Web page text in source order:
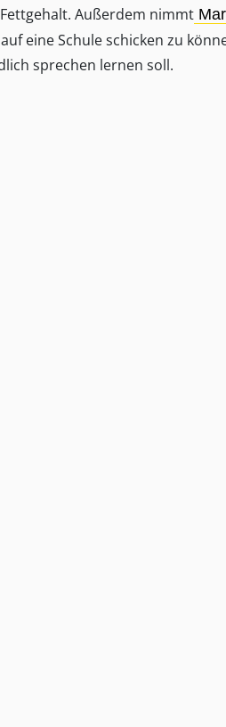
Außerdem nimmt
eine Schule schicken zu
sprechen lernen soll.